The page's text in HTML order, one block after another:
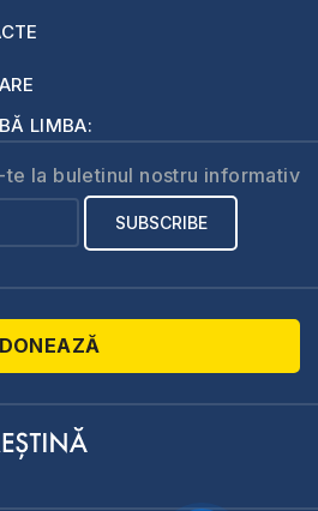
LIMBA:
te la buletinul nostru informativ
DONEAZĂ